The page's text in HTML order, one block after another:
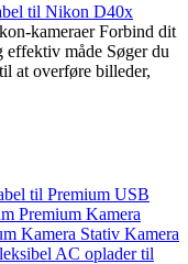
til Nikon D40x
kameraer Forbind dit
måde Søger du
at overføre billeder,
til Premium USB
Premium Kamera
Kamera Stativ Kamera
AC oplader til